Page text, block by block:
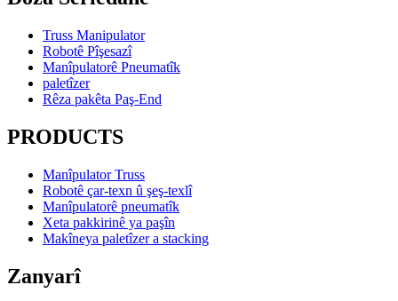
Truss Manipulator
Robotê Pîşesazî
Manîpulatorê Pneumatîk
paletîzer
Rêza pakêta Paş-End
PRODUCTS
Manîpulator Truss
Robotê çar-texn û şeş-texlî
Manîpulatorê pneumatîk
Xeta pakkirinê ya paşîn
Makîneya paletîzer a stacking
Zanyarî